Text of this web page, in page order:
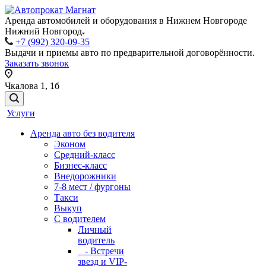
Аренда автомобилей и оборудования в Нижнем Новгороде
Нижний Новгород
+7 (992) 320-09-35
Выдачи и приемы авто по предварительной договорённости.
Заказать звонок
Чкалова 1, 1б
Услуги
Аренда авто без водителя
Эконом
Средний-класс
Бизнес-класс
Внедорожники
7-8 мест / фургоны
Такси
Выкуп
С водителем
Личный
водитель
- Встречи
звезд и VIP-